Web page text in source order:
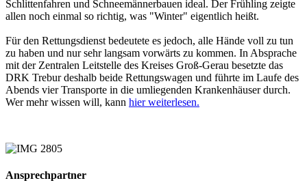
Schlittenfahren und Schneemännerbauen ideal. Der Frühling zeigte
allen noch einmal so richtig, was "Winter" eigentlich heißt.
Für den Rettungsdienst bedeutete es jedoch, alle Hände voll zu tun
zu haben und nur sehr langsam vorwärts zu kommen. In Absprache
mit der Zentralen Leitstelle des Kreises Groß-Gerau besetzte das
DRK Trebur deshalb beide Rettungswagen und führte im Laufe des
Abends vier Transporte in die umliegenden Krankenhäuser durch.
Wer mehr wissen will, kann hier weiterlesen.
Ansprechpartner